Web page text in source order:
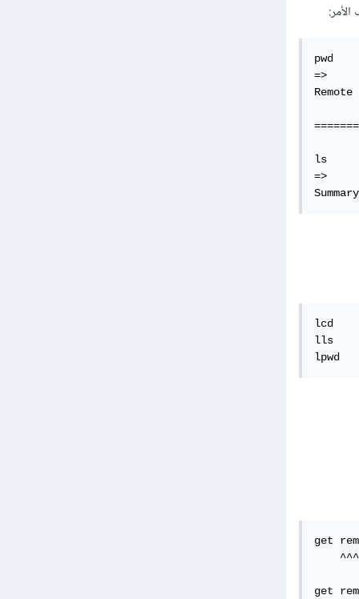
pwd
=>
ls
=>
lcd
lls
lpwd
get
المكتوب من الحاسوب البعيد
get